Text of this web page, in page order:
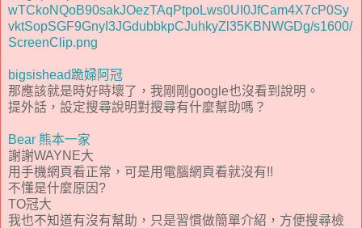
wTCkoNQoB90sakJOezTAqPtpoLws0UI0JfCam4X7cP0Sy
vktSopSGF9GnyI3JGdubbkpCJuhkyZl35KBNWGDg/s1600/
ScreenClip.png
bigsishead跪婦阿冠
那應該就是時好時壞了，我剛剛google也沒看到說明。
提外話，設定搜尋說明對搜尋有什麼幫助嗎？
Bear 熊本一家
謝謝WAYNE大
用手機網頁看正常，可是用電腦網頁看就沒有!!
不懂是什麼原因?
TO冠大
我也不知道有沒有幫助，只是習慣做簡單介紹，方便搜尋檢